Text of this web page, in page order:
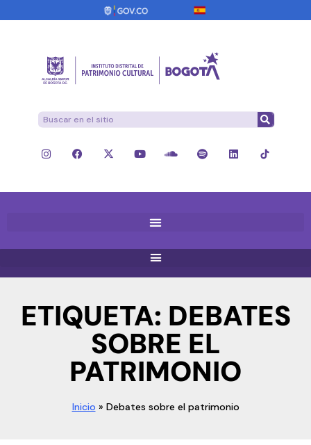
ETIQUETA: DEBATES
SOBRE EL
PATRIMONIO
Inicio » Debates sobre el patrimonio